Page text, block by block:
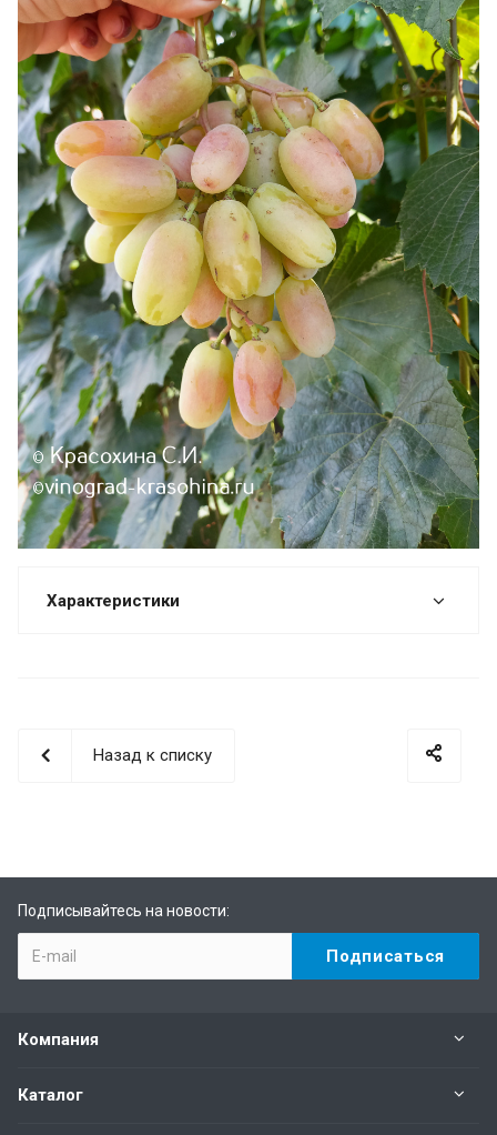
Характеристики
Назад к списку
Подписывайтесь на новости:
Компания
Каталог